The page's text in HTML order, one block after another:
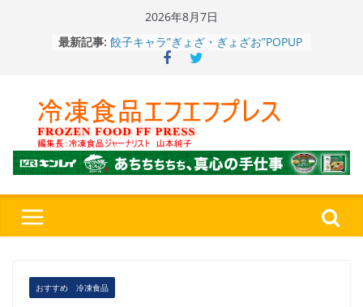
2026年8月7日
最新記事: 餃子キャラ”ぎょざ・ぎょざお”POPUP
ストアで作者にご挨拶、新作”れいと
うこ～こ～”を知る
定さわやかフレーバー「CHEESE
WONDER YELLOW」復刻発売中
今まで無かった大盛！水から簡単レン
ジ♪ふわもちめん！！「冷凍 日清の
どん兵衛 大盛 きつねうどん」
「同 肉うどん」
日清食品冷凍、背油の旨み・コク深い
から新ブランド『ニップン、彩りごは
ん。』～”おいしさ”をアピール
おすすめ 冷凍食品